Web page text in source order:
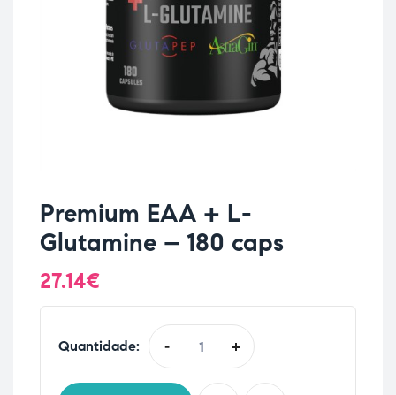
Premium EAA + L-
Glutamine – 180 caps
27.14€
Quantidade: - +